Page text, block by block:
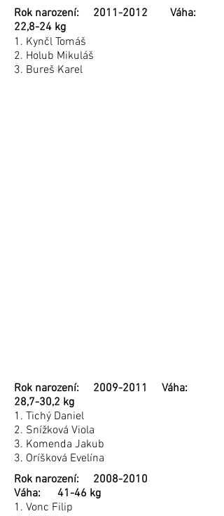
Rok narození: 2011-2012 Váha:
22,8-24 kg
1. Kynčl Tomáš
2. Holub Mikuláš
3. Bureš Karel
Rok narození: 2009-2011
Váha:
28,7-30,2 kg
1. Tichý Daniel
2. Snížková Viola
3. Komenda Jakub
3. Oríšková Evelína
Rok narození: 2008-2010
Váha: 41-46 kg
1. Vonc Filip